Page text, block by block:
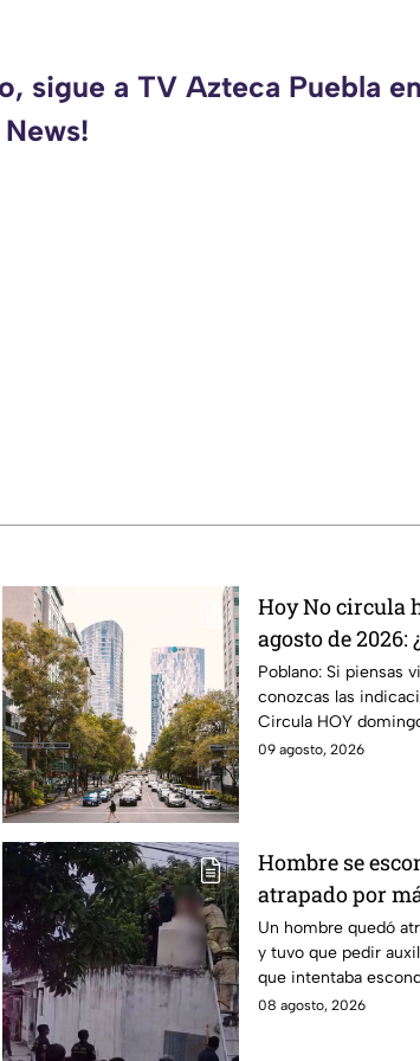
sigue a TV Azteca Puebla en
Hoy No circula
agosto de
en la CDMX y
Poblano: Si piensas
conozcas las
Circula HOY
CDMX y EdoMex.
09 agosto, 2026
Hombre se
atrapado por
Yucatán; así lo
Un hombre quedó
y tuvo que pedir
que intentaba
08 agosto, 2026